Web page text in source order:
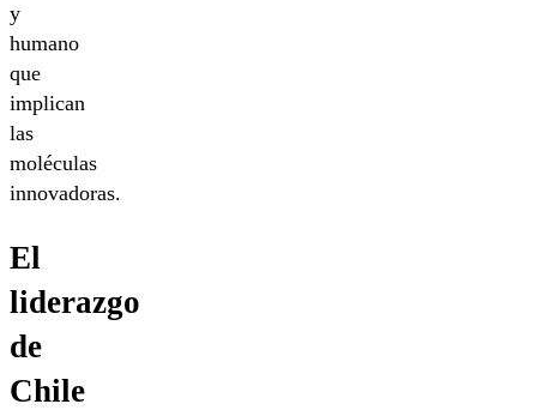
y
humano
que
implican
las
moléculas
innovadoras.
El
liderazgo
de
Chile